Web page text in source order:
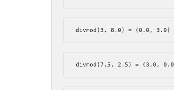
divmod (3 , 8.0 ) = (0.0 , 3.0 )
divmod (7.5 , 2.5 ) = (3.0 , 0.0